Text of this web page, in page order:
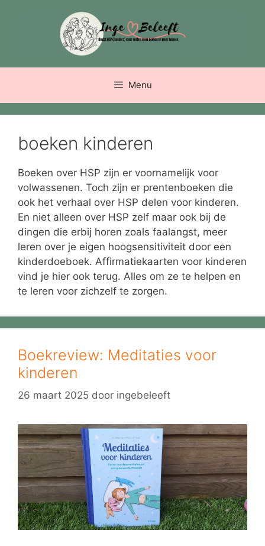
Menu
boeken kinderen
Boeken over HSP zijn er voornamelijk voor
volwassenen. Toch zijn er prentenboeken die
ook het verhaal over HSP delen voor kinderen.
En niet alleen over HSP zelf maar ook bij de
dingen die erbij horen zoals faalangst, meer
leren over je eigen hoogsensitiviteit door een
kinderdoeboek. Affirmatiekaarten voor kinderen
vind je hier ook terug. Alles om ze te helpen en
te leren voor zichzelf te zorgen.
Boekreview: Meditaties voor
kinderen
26 maart 2025 door ingebeleeft